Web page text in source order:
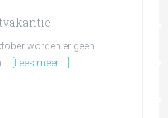
worden er geen
… [Lees meer ...]